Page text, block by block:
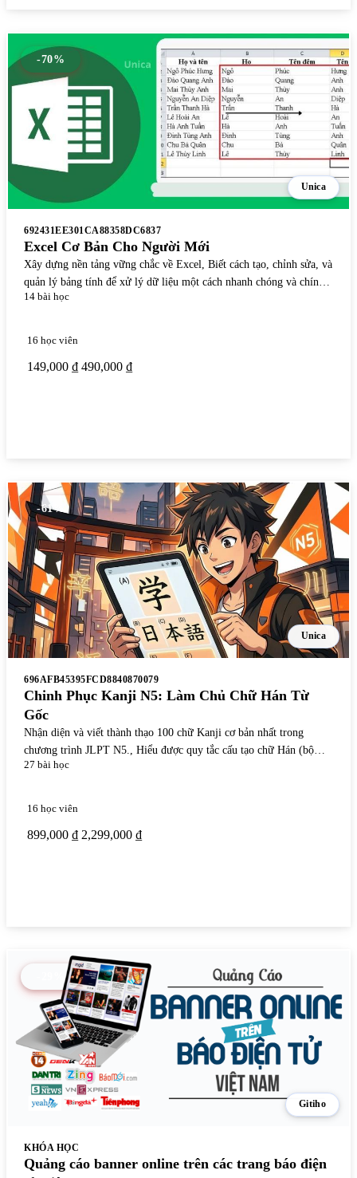
-70%
Unica
692431EE301CA88358DC6837
Excel Cơ Bản Cho Người Mới
Xây dựng nền tảng vững chắc về Excel, Biết cách tạo, chỉnh sửa, và
quản lý bảng tính để xử lý dữ liệu một cách nhanh chóng và chính
xác, Tiết kiệm thời gian và tăng hiệu quả với các công cụ tự động
14 bài học
16 học viên
149,000 ₫ 490,000 ₫
-61%
Unica
696AFB45395FCD8840870079
Chinh Phục Kanji N5: Làm Chủ Chữ Hán Từ
Gốc
Nhận diện và viết thành thạo 100 chữ Kanji cơ bản nhất trong
chương trình JLPT N5., Hiểu được quy tắc cấu tạo chữ Hán (bộ
thủ, cách viết, thứ tự nét) để tự học các chữ Kanji mới sau này., Ghi
phương pháp liên tưởng và hình ảnh.
27 bài học
16 học viên
899,000 ₫ 2,299,000 ₫
Gitiho
KHÓA HỌC
Quảng cáo banner online trên các trang báo điện